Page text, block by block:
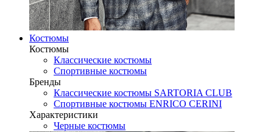
Костюмы
Костюмы
Классические костюмы
Спортивные костюмы
Бренды
Классические костюмы SARTORIA CLUB
Спортивные костюмы ENRICO CERINI
Характеристики
Черные костюмы